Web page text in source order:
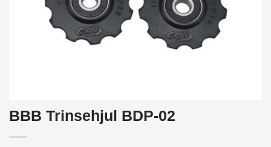
BBB Trinsehjul BDP-02